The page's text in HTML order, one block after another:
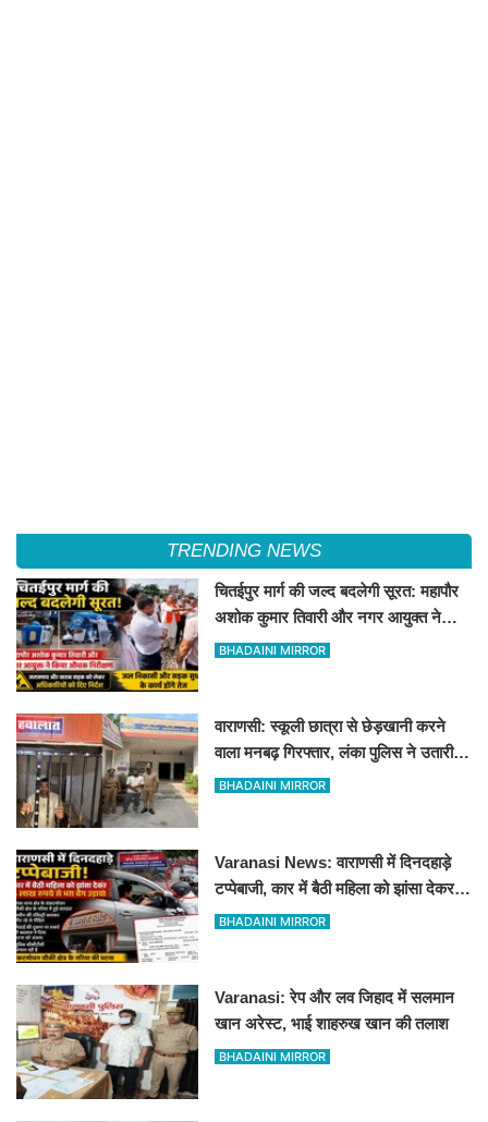
TRENDING NEWS
चितईपुर मार्ग की जल्द बदलेगी सूरत: महापौर
अशोक कुमार तिवारी और नगर आयुक्त ने
किया औचक निरीक्षण
BHADAINI MIRROR
वाराणसी: स्कूली छात्रा से छेड़खानी करने
वाला मनबढ़ गिरफ्तार, लंका पुलिस ने उतारी
हीरोपंती
BHADAINI MIRROR
Varanasi News: वाराणसी में दिनदहाड़े
टप्पेबाजी, कार में बैठी महिला को झांसा देकर 5
लाख रुपये से भरा बैग उड़ाया
BHADAINI MIRROR
Varanasi: रेप और लव जिहाद में सलमान
खान अरेस्ट, भाई शाहरुख खान की तलाश
BHADAINI MIRROR